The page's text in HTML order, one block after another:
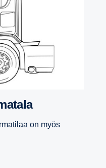
on myös